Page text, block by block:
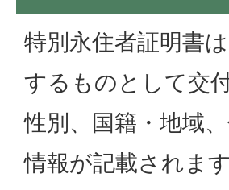
特別永住者証明書
するものとして交
性別、国籍・地域
情報が記載されま